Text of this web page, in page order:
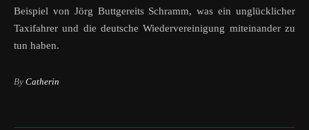
Beispiel von Jörg Buttgereits Schramm, was ein unglücklicher
Taxifahrer und die deutsche Wiedervereinigung miteinander zu
tun haben.
By Catherin